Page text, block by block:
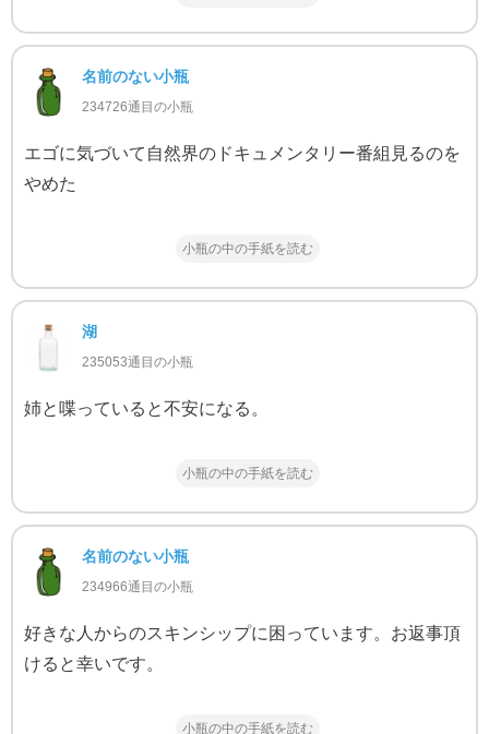
名前のない小瓶
234726通目の小瓶
エゴに気づいて自然界のドキュメンタリー番組見るのを
やめた
小瓶の中の手紙を読む
湖
235053通目の小瓶
姉と喋っていると不安になる。
小瓶の中の手紙を読む
名前のない小瓶
234966通目の小瓶
好きな人からのスキンシップに困っています。お返事頂
けると幸いです。
小瓶の中の手紙を読む